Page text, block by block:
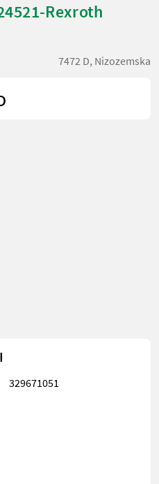
Rexroth
7472 D, Nizozemska
329671051